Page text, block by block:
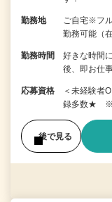
勤務地
ご自宅※フ
勤務可能（
勤務時間
好きな時間
後、即お仕
応募資格
＜未経験者
録多数★ ※
後で見る